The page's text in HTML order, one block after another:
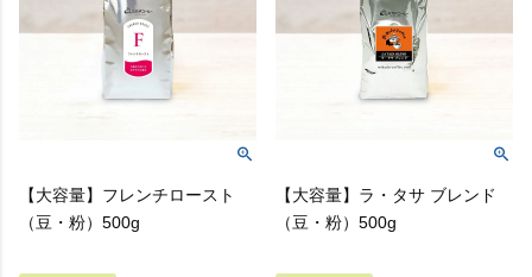
【大容量】フレンチロースト
（豆・粉）500g
【大容量】ラ・タサ ブレンド
（豆・粉）500g